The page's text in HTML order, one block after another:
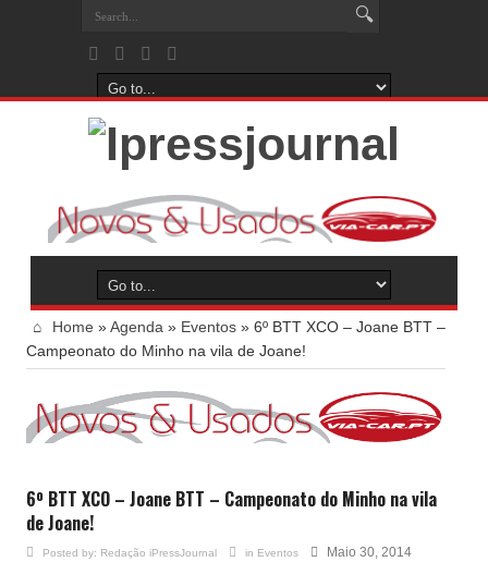
Home »Agenda » Eventos » 6º BTT XCO – Joane BTT –
Campeonato do Minho na vila de Joane!
6º BTT XCO – Joane BTT – Campeonato do Minho na vila
de Joane!
Posted by: Redação iPressJournal in Eventos Maio 30, 2014